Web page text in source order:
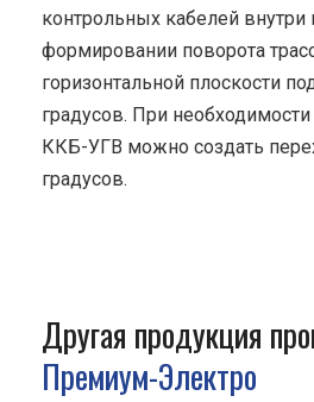
контрольных кабелей внутри
формировании поворота
горизонтальной плоскости
градусов. При
ККБ-УГВ можно создать
градусов.
Другая продукция
Премиум-Электро